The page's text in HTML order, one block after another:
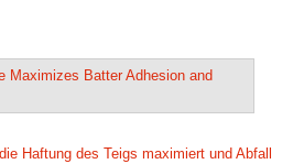
Haftung des Teigs maximiert und Abfall